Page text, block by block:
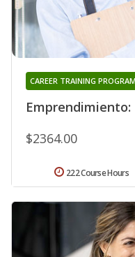
CAREER TRAINING PROGRAM
$2364.00
222 Course Hours